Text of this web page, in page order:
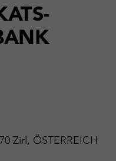
Zirl, ÖSTERREICH